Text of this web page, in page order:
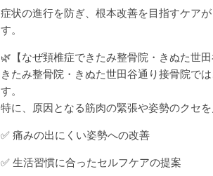
症状の進行を防ぎ、根本改善を目指すケア
す。
🌿【なぜ頚椎症できたみ整骨院・きぬた世
きたみ整骨院・きぬた世田谷通り接骨院で
す。
特に、原因となる筋肉の緊張や姿勢のクセ
✅ 痛みの出にくい姿勢への改善
✅ 生活習慣に合ったセルフケアの提案